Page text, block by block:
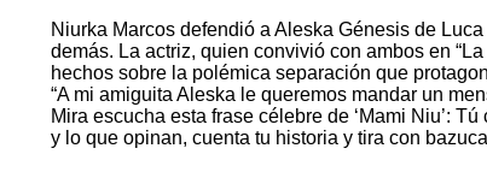
Niurka Marcos defendió a Aleska Génesis de
demás. La actriz, quien convivió con ambos en
hechos sobre la polémica separación que
“A mi amiguita Aleska le queremos mandar un
Mira escucha esta frase célebre de ‘Mami Niu’:
y lo que opinan, cuenta tu historia y tira con